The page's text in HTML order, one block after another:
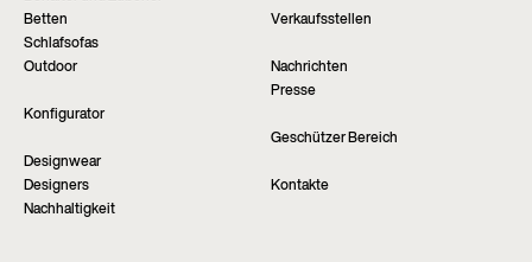
Betten
Verkaufsstellen
Schlafsofas
Outdoor
Nachrichten
Presse
Konfigurator
Geschützer Bereich
Designwear
Designers
Kontakte
Nachhaltigkeit